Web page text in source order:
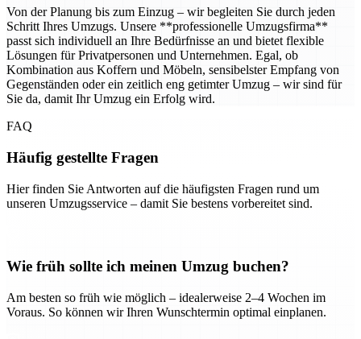
Von der Planung bis zum Einzug – wir begleiten Sie durch jeden
Schritt Ihres Umzugs. Unsere **professionelle Umzugsfirma**
passt sich individuell an Ihre Bedürfnisse an und bietet flexible
Lösungen für Privatpersonen und Unternehmen. Egal, ob
Kombination aus Koffern und Möbeln, sensibelster Empfang von
Gegenständen oder ein zeitlich eng getimter Umzug – wir sind für
Sie da, damit Ihr Umzug ein Erfolg wird.
FAQ
Häufig gestellte Fragen
Hier finden Sie Antworten auf die häufigsten Fragen rund um
unseren Umzugsservice – damit Sie bestens vorbereitet sind.
Wie früh sollte ich meinen Umzug buchen?
Am besten so früh wie möglich – idealerweise 2–4 Wochen im
Voraus. So können wir Ihren Wunschtermin optimal einplanen.